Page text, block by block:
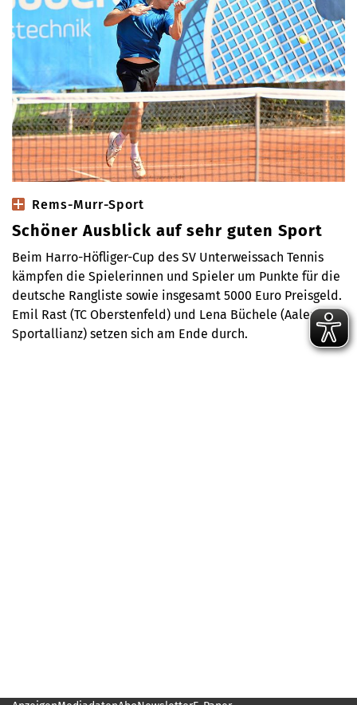
Rems-Murr-Sport
Schöner Ausblick auf sehr guten Sport
Beim Harro-Höfliger-Cup des SV Unterweissach Tennis
kämpfen die Spielerinnen und Spieler um Punkte für die
deutsche Rangliste sowie insgesamt 5000 Euro Preisgeld.
Emil Rast (TC Oberstenfeld) und Lena Büchele (Aalener
Sportallianz) setzen sich am Ende durch.